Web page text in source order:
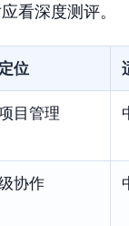
看深度测评。
位
目管理
协作